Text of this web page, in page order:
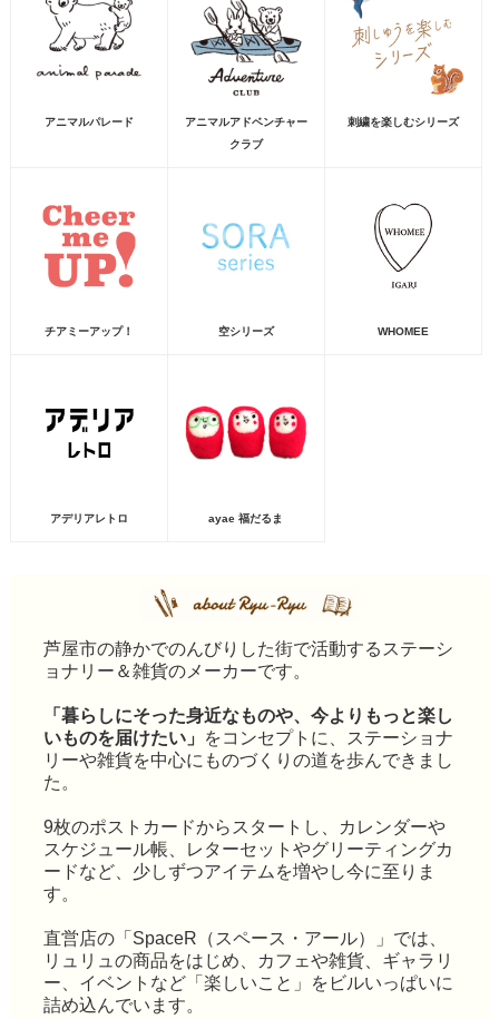
アニマルパレード
アニマルアドベンチャー
クラブ
刺繍を楽しむシリーズ
チアミーアップ！ 空シリーズ WHOMEE
アデリアレトロ ayae 福だるま
芦屋市の静かでのんびりした街で活動するステーシ
ョナリー＆雑貨のメーカーです。
「暮らしにそった身近なものや、今よりもっと楽し
いものを届けたい」
をコンセプトに、ステーショナ
リーや雑貨を中心にものづくりの道を歩んできまし
た。
9枚のポストカードからスタートし、カレンダーや
スケジュール帳、レターセットやグリーティングカ
ードなど、少しずつアイテムを増やし今に至りま
す。
直営店の「SpaceR（スペース・アール）」では、
リュリュの商品をはじめ、カフェや雑貨、ギャラリ
ー、イベントなど「楽しいこと」をビルいっぱいに
詰め込んでいます。